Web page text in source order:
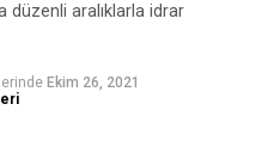
görüşler
sünnetin ilk 1 yıl içinde
kat azalttığı
özellikle idrar yolu
düzenli aralıklarla idrar
Ekim 26, 2021